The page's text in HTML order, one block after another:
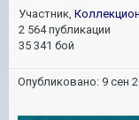
Участник,
2 564 публикации
35 341 бой
Опубликовано: 9 сен